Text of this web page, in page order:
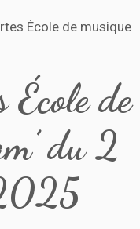
École de musique
École de
du 2